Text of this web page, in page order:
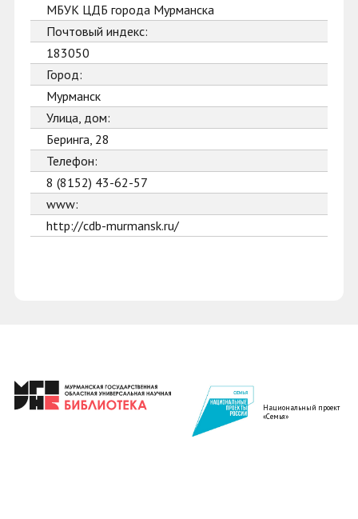
МБУК ЦДБ города Мурманска
Почтовый индекс:
183050
Город:
Мурманск
Улица, дом:
Беринга, 28
Телефон:
8 (8152) 43-62-57
www:
http://cdb-murmansk.ru/
Национальный проект
«Семья»